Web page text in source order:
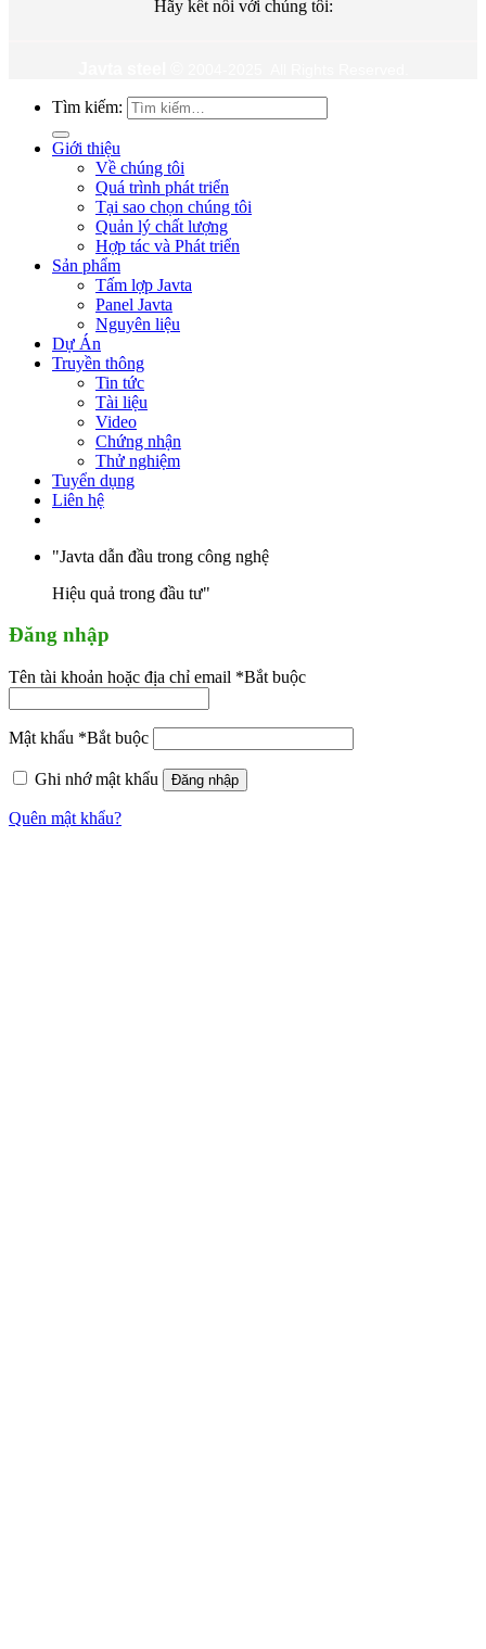
Hãy kết nối với chúng tôi:
Tìm kiếm:
Giới thiệu
Về chúng tôi
Quá trình phát triển
Tại sao chọn chúng tôi
Quản lý chất lượng
Hợp tác và Phát triển
Sản phẩm
Tấm lợp Javta
Panel Javta
Nguyên liệu
Dự Án
Truyền thông
Tin tức
Tài liệu
Video
Chứng nhận
Thử nghiệm
Tuyển dụng
Liên hệ
"Javta dẫn đầu trong công nghệ
Hiệu quả trong đầu tư"
Đăng nhập
Tên tài khoản hoặc địa chỉ email *Bắt buộc
Mật khẩu *Bắt buộc
Ghi nhớ mật khẩu Đăng nhập
Quên mật khẩu?